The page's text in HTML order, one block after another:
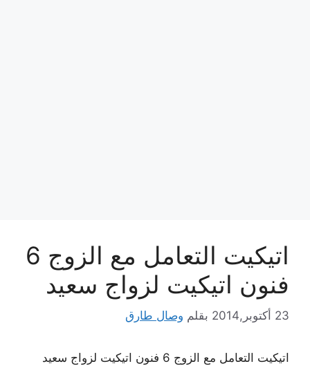
اتيكيت التعامل مع الزوج 6
فنون اتيكيت لزواج سعيد
23 أكتوبر,2014 بقلم وصال طارق
اتيكيت التعامل مع الزوج 6 فنون اتيكيت لزواج سعيد